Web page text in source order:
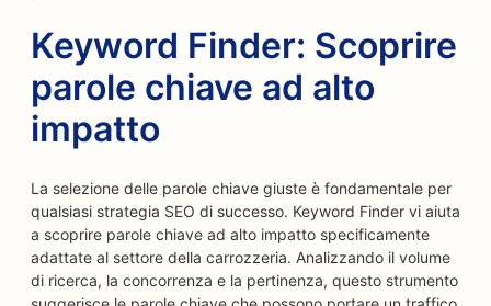
Keyword Finder: Scoprire
parole chiave ad alto
impatto
La selezione delle parole chiave giuste è fondamentale per
qualsiasi strategia SEO di successo. Keyword Finder vi aiuta
a scoprire parole chiave ad alto impatto specificamente
adattate al settore della carrozzeria. Analizzando il volume
di ricerca, la concorrenza e la pertinenza, questo strumento